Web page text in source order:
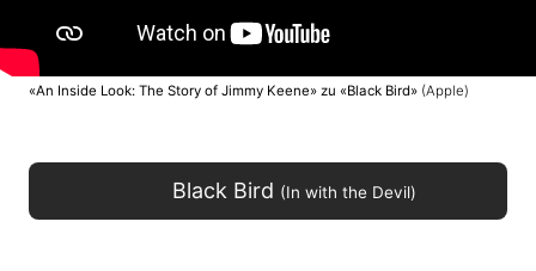
«An Inside Look: The Story of Jimmy Keene» zu «Black Bird» (Apple)
Black Bird (In with the Devil)